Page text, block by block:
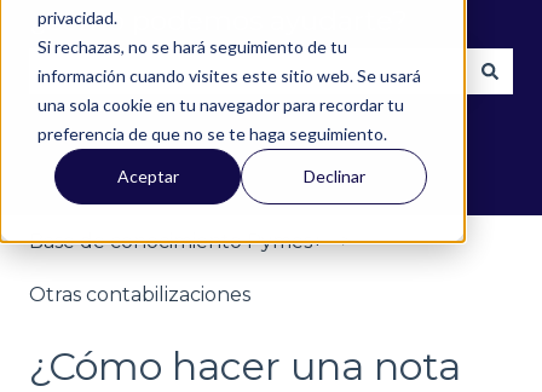
privacidad.
Si rechazas, no se hará seguimiento de tu
información cuando visites este sitio web. Se usará
una sola cookie en tu navegador para recordar tu
preferencia de que no se te haga seguimiento.
Aceptar Declinar
¿Cómo podemos ayudarte?
No hay sugerencias porque el campo de
Base de conocimiento Pymes+
Otras contabilizaciones
¿Cómo hacer una nota